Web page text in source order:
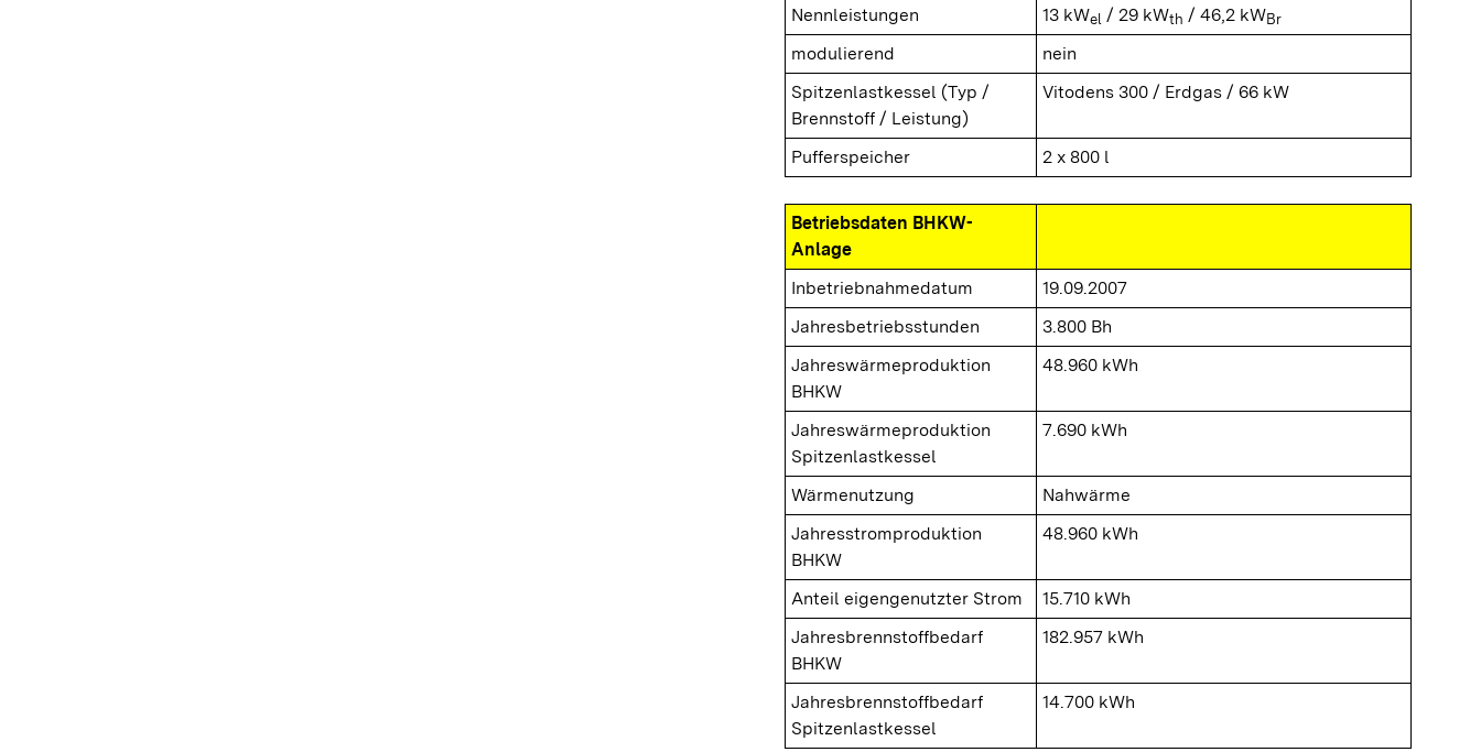
Nennleistungen
13 kWel / 29 kWth / 46,2 kWBr
modulierend
nein
Spitzenlastkessel (Typ /
Brennstoff / Leistung)
Vitodens 300 / Erdgas / 66 kW
Pufferspeicher 2 x 800 l
Betriebsdaten BHKW-
Anlage
Inbetriebnahmedatum
19.09.2007
Jahresbetriebsstunden
3.800 Bh
Jahreswärmeproduktion
BHKW
48.960 kWh
Jahreswärmeproduktion
Spitzenlastkessel
7.690 kWh
Wärmenutzung
Nahwärme
Jahresstromproduktion
BHKW
48.960 kWh
Anteil eigengenutzter Strom
15.710 kWh
Jahresbrennstoffbedarf
BHKW
182.957 kWh
Jahresbrennstoffbedarf
Spitzenlastkessel
14.700 kWh